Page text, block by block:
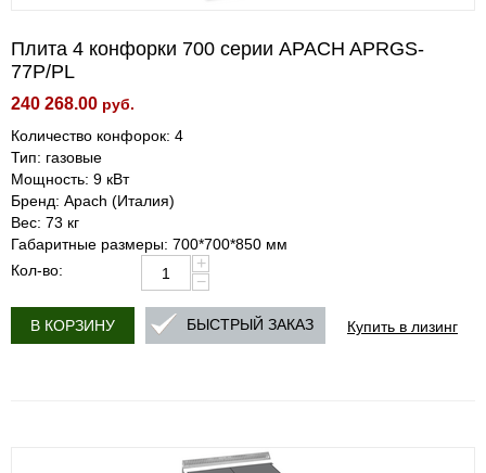
Плита 4 конфорки 700 серии APACH APRGS-
77P/PL
240 268.00 руб.
Количество конфорок: 4
Тип: газовые
Мощность: 9 кВт
Бренд: Apach (Италия)
Вес: 73 кг
Габаритные размеры: 700*700*850 мм
Кол-во:
+
−
В КОРЗИНУ Купить в лизинг
БЫСТРЫЙ ЗАКАЗ